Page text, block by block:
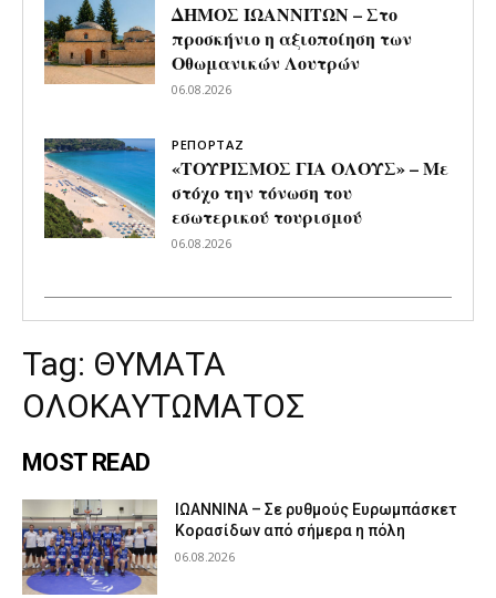
ΔΗΜΟΣ ΙΩΑΝΝΙΤΩΝ – Στο
προσκήνιο η αξιοποίηση των
Οθωμανικών Λουτρών
06.08.2026
ΡΕΠΟΡΤΑΖ
«ΤΟΥΡΙΣΜΟΣ ΓΙΑ ΟΛΟΥΣ» – Με
στόχο την τόνωση του
εσωτερικού τουρισμού
06.08.2026
Tag: ΘΥΜΑΤΑ
ΟΛΟΚΑΥΤΩΜΑΤΟΣ
MOST READ
ΙΩΑΝΝΙΝΑ – Σε ρυθμούς Ευρωμπάσκετ
Κορασίδων από σήμερα η πόλη
06.08.2026